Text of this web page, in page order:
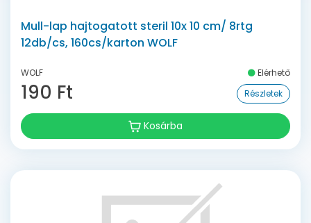
Mull-lap hajtogatott steril 10x 10 cm/ 8rtg
12db/cs, 160cs/karton WOLF
WOLF Elérhető
190 Ft Részletek
Kosárba